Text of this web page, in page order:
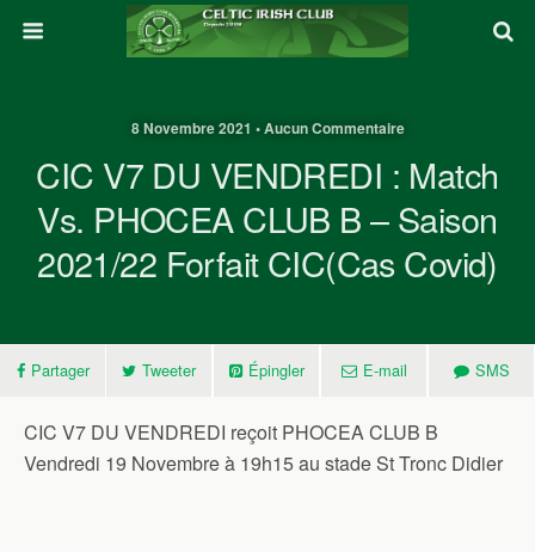
8 Novembre 2021 • Aucun Commentaire
CIC V7 DU VENDREDI : Match
Vs. PHOCEA CLUB B – Saison
2021/22 Forfait CIC(cas Covid)
Partager Tweeter Épingler E-mail SMS
CIC V7 DU VENDREDI reçoit PHOCEA CLUB B
Vendredi 19 Novembre à 19h15 au stade St Tronc Didier